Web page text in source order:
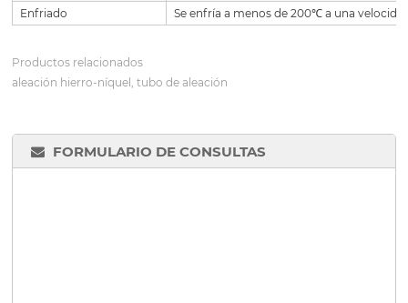
Enfriado
Se enfría a menos de 200℃ a una
Productos relacionados
aleación hierro-níquel, tubo de aleación
FORMULARIO DE CONSULTAS